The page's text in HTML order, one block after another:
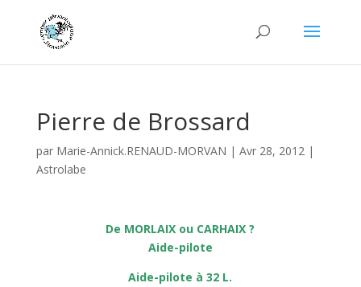
Pierre de Brossard
par Marie-Annick.RENAUD-MORVAN | Avr 28, 2012|
Astrolabe
De MORLAIX ou CARHAIX ?
Aide-pilote
Aide-pilote à 32 L.